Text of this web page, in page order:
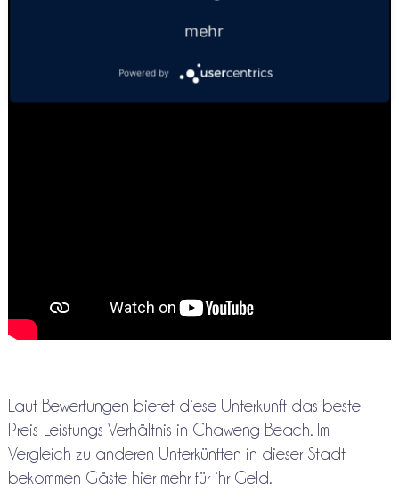
Laut Bewertungen bietet diese Unterkunft das beste
Preis-Leistungs-Verhältnis in Chaweng Beach. Im
Vergleich zu anderen Unterkünften in dieser Stadt
bekommen Gäste hier mehr für ihr Geld.
mehr
Powered by